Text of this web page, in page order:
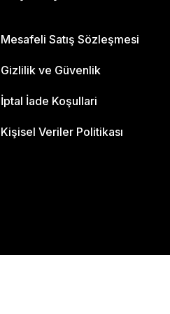
Mesafeli Satış Sözleşmesi
Gizlilik ve Güvenlik
İptal İade Koşullari
Kişisel Veriler Politikası